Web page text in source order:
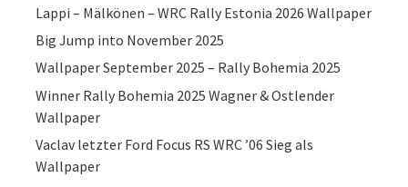
Lappi – Mälkönen – WRC Rally Estonia 2026 Wallpaper
Big Jump into November 2025
Wallpaper September 2025 – Rally Bohemia 2025
Winner Rally Bohemia 2025 Wagner & Ostlender
Wallpaper
Vaclav letzter Ford Focus RS WRC ’06 Sieg als
Wallpaper